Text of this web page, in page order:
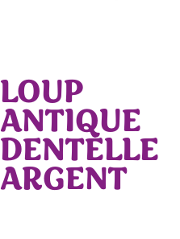
LOUP
ANTIQUE
DENTELLE
ARGENT